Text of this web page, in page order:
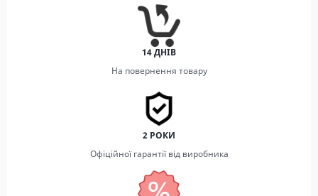
14 ДНІВ
На повернення товару
2 РОКИ
Офіційної гарантії від виробника